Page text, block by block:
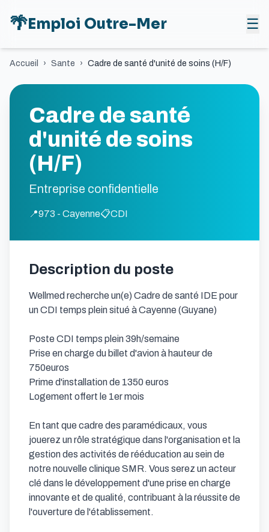
🌴Emploi Outre-Mer ☰
Accueil › Sante › Cadre de santé d'unité de soins (H/F)
Cadre de santé
d'unité de soins
(H/F)
Entreprise confidentielle
📍973 - Cayenne📋CDI
Description du poste
Wellmed recherche un(e) Cadre de santé IDE pour
un CDI temps plein situé à Cayenne (Guyane)
Poste CDI temps plein 39h/semaine
Prise en charge du billet d'avion à hauteur de
750euros
Prime d'installation de 1350 euros
Logement offert le 1er mois
En tant que cadre des paramédicaux, vous
jouerez un rôle stratégique dans l'organisation et la
gestion des activités de rééducation au sein de
notre nouvelle clinique SMR. Vous serez un acteur
clé dans le développement d'une prise en charge
innovante et de qualité, contribuant à la réussite de
l'ouverture de l'établissement.